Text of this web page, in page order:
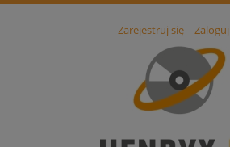
Zarejestruj się